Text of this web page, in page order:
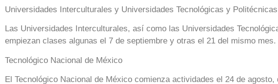
Universidades Interculturales y Universidades Tecnológicas y Politécnicas
Las Universidades Interculturales, así como las Universidades
empiezan clases algunas el 7 de septiembre y otras el 21 del mismo mes.
Tecnológico Nacional de México
El Tecnológico Nacional de México comienza actividades el 24 de agosto,